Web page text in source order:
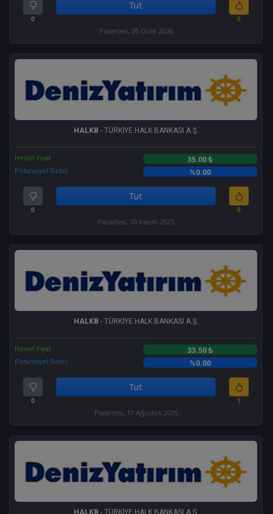
0
Tut
0
Pazartesi, 05 Ocak 2026
HALKB - TÜRKİYE HALK BANKASI A.Ş.
Hedef Fiyat 35.00 ₺
Potansiyel Getiri %0.00
0
Tut
0
Pazartesi, 10 Kasım 2025
HALKB - TÜRKİYE HALK BANKASI A.Ş.
Hedef Fiyat 33.50 ₺
Potansiyel Getiri %0.00
0
Tut
1
Pazartesi, 11 Ağustos 2025
HALKB - TÜRKİYE HALK BANKASI A.Ş.